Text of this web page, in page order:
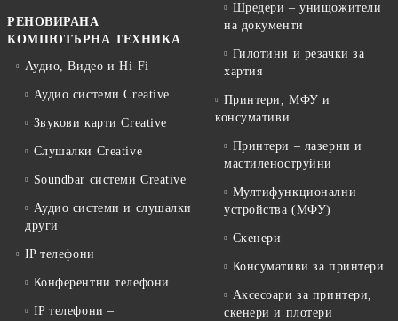
РЕНОВИРАНА
КОМПЮТЪРНА ТЕХНИКА
Аудио, Видео и Hi-Fi
Аудио системи Creative
Звукови карти Creative
Слушалки Creative
Soundbar системи Creative
Аудио системи и слушалки
други
IP телефони
Конферентни телефони
IP телефони –
Шредери – унищожители
на документи
Гилотини и резачки за
хартия
Принтери, МФУ и
консумативи
Принтери – лазерни и
мастиленоструйни
Мултифункционални
устройства (МФУ)
Скенери
Консумативи за принтери
Аксесоари за принтери,
скенери и плотери